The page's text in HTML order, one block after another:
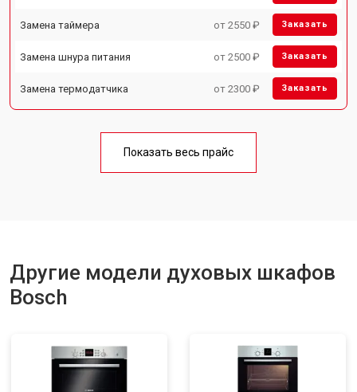
Замена таймера от 2550 ₽ Заказать
Замена шнура питания от 2500 ₽ Заказать
Замена термодатчика от 2300 ₽ Заказать
Показать весь прайс
Другие модели духовых шкафов
Bosch